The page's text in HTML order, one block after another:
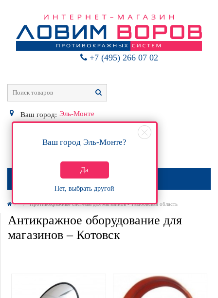
+7 (495) 266 07 02
Ваш город: Эль-Монте
Ваш город Эль-Монте?
Да
Нет, выбрать другой
0Р
МЕНЮ
Противокражные системы для магазинов - Тамбовская область
Антикражное оборудование для
магазинов – Котовск